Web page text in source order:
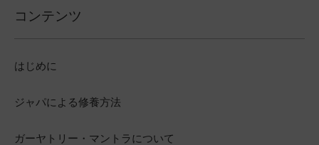
コンテンツ
はじめに
ジャパによる修養方法
ガーヤトリー・マントラについて